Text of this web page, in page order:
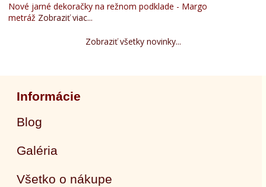
Nové jarné dekoračky na režnom podklade - Margo
metráž Zobraziť viac...
Zobraziť všetky novinky...
Informácie
Blog
Galéria
Všetko o nákupe